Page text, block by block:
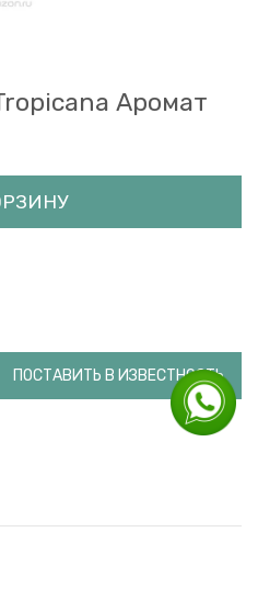
Аромат
ПОСТАВИТЬ В ИЗВЕСТНОСТЬ